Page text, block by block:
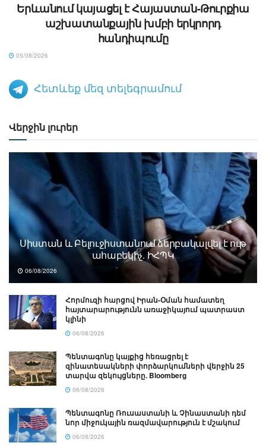
Երևանում կայացել է Հայաստան-Թուրքիա
աշխատանքային խմբի երկրորդ
հանդիպումը
05/08/2026
Հետևեք մեզ տելեգրամում
Վերջին լուրեր
Սիստան և Բելուջիստանում ձերբակալվել է ութ
ահաբեկիչ. ԻՀՊԿ
06/08/2026
Հորմուզի հարցով Իրան-Օման համատեղ
հայտարարությունն առաջիկայում պատրաստ
կլինի
06/08/2026
Պենտագոնը կայքից հեռացրել է
զինատեսակների փորձարկումների վերջին 25
տարվա զեկույցները. Bloomberg
06/08/2026
Պենտագոնը Ռուսաստանի և Չինաստանի դեմ
նոր միջուկային ռազմավարություն է մշակում
06/08/2026